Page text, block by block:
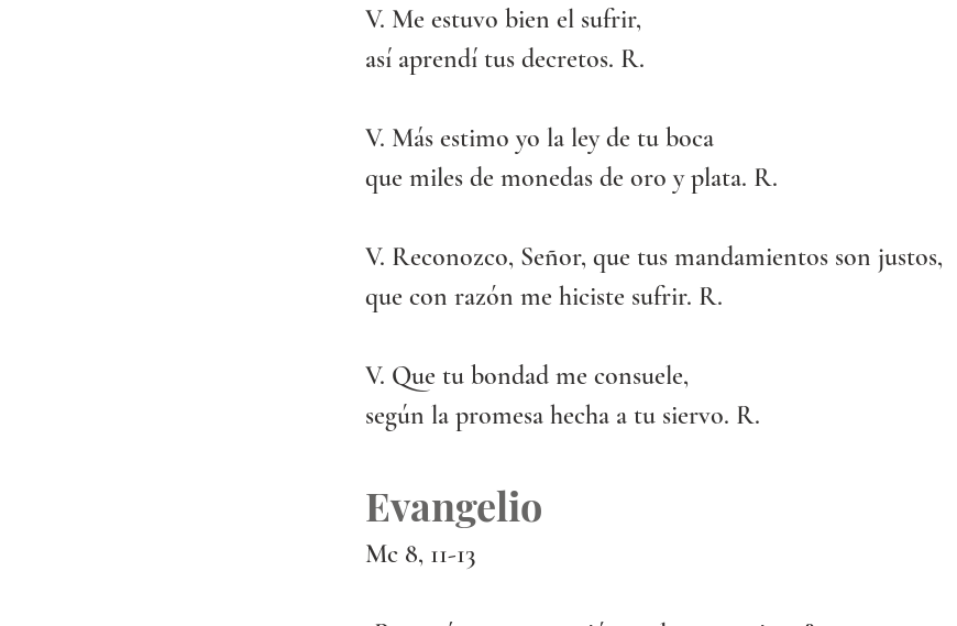
V. Me estuvo bien el sufrir,
así aprendí tus decretos. R.
V. Más estimo yo la ley de tu boca
que miles de monedas de oro y plata. R.
V. Reconozco, Señor, que tus mandamientos son justos,
que con razón me hiciste sufrir. R.
V. Que tu bondad me consuele,
según la promesa hecha a tu siervo. R.
Evangelio
Mc 8, 11-13